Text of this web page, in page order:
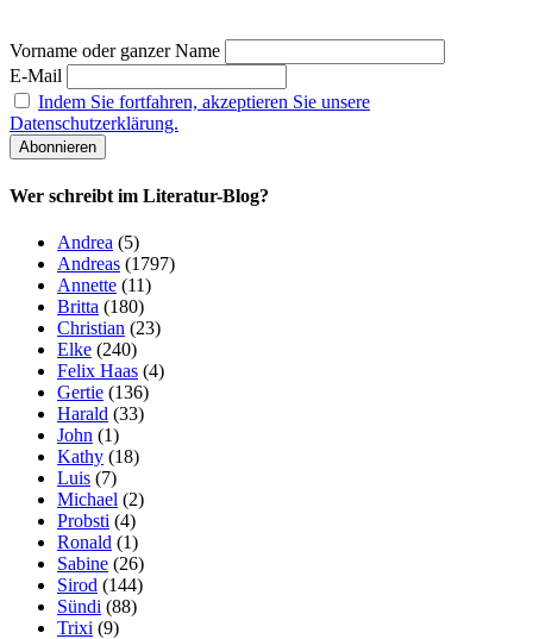
Vorname oder ganzer Name
E-Mail
Indem Sie fortfahren, akzeptieren Sie unsere
Datenschutzerklärung.
Wer schreibt im Literatur-Blog?
Andrea (5)
Andreas (1797)
Annette (11)
Britta (180)
Christian (23)
Elke (240)
Felix Haas (4)
Gertie (136)
Harald (33)
John (1)
Kathy (18)
Luis (7)
Michael (2)
Probsti (4)
Ronald (1)
Sabine (26)
Sirod (144)
Sündi (88)
Trixi (9)